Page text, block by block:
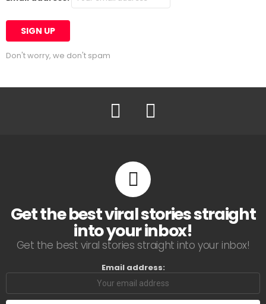
Don't worry, we don't spam
Facebook
Get the best viral stories straight
into your inbox!
Get the best viral stories straight into your inbox!
Email address: